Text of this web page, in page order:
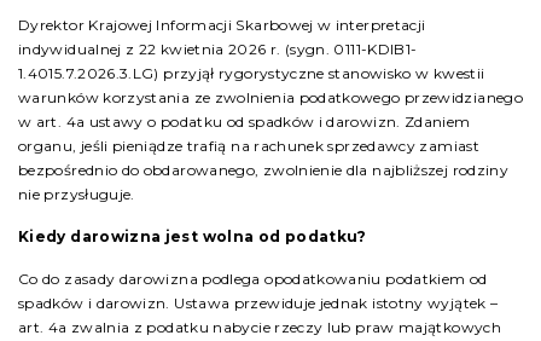
Dyrektor Krajowej Informacji Skarbowej w interpretacji
indywidualnej z 22 kwietnia 2026 r. (sygn. 0111-KDIB1-
1.4015.7.2026.3.LG) przyjął rygorystyczne stanowisko w kwestii
warunków korzystania ze zwolnienia podatkowego przewidzianego
w art. 4a ustawy o podatku od spadków i darowizn. Zdaniem
organu, jeśli pieniądze trafią na rachunek sprzedawcy zamiast
bezpośrednio do obdarowanego, zwolnienie dla najbliższej rodziny
nie przysługuje.
Kiedy darowizna jest wolna od podatku?
Co do zasady darowizna podlega opodatkowaniu podatkiem od
spadków i darowizn. Ustawa przewiduje jednak istotny wyjątek –
art. 4a zwalnia z podatku nabycie rzeczy lub praw majątkowych